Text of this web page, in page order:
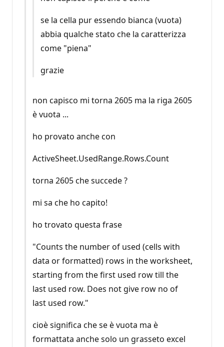
se la cella pur essendo bianca (vuota)
abbia qualche stato che la caratterizza
come "piena"
grazie
non capisco mi torna 2605 ma la riga 2605
è vuota ...
ho provato anche con
ActiveSheet.UsedRange.Rows.Count
torna 2605 che succede ?
mi sa che ho capito!
ho trovato questa frase
"Counts the number of used (cells with
data or formatted) rows in the worksheet,
starting from the first used row till the
last used row. Does not give row no of
last used row."
cioè significa che se è vuota ma è
formattata anche solo un grasseto excel